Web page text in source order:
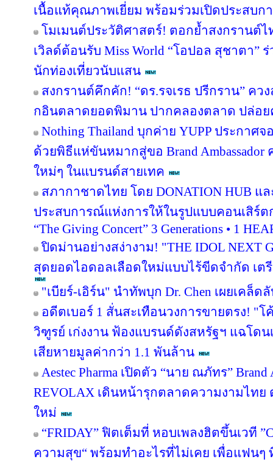
เนื้อแท้คุณภาพเยี่ยม พร้อมร่วมเปิดประสบ
โมเมนต์ประวัติศาสตร์! ตอกย้ำสงกรานต์
เวิลด์ต้อนรับ Miss World “โอปอล สุชาตา”
นักท่องเที่ยวนับแสน
สงกรานต์คึกคัก! “ดร.รจเรธ ปรีกราน” คว
กอินตลาดยอดพิมาน ปากคลองตลาด ปล่อย
Nothing Thailand บุกค่าย YUPP ประกาศ
ด้วยพิธีแห่ขันหมากสู่ขอ Brand Ambassador
ใหม่ๆ ในแบรนด์สายเทค
สภากาชาดไทย โดย DONATION HUB แ
ประสบการณ์แห่งการให้ในรูปแบบคอนเสิร์ต
“The Giving Concert” 3 Generations • 1
ปิดม่านอย่างสง่างาม! "THE IDOL NEXT
สุดยอดไอดอลเลือดใหม่แบบไร้ขีดจำกัด เต
"เบียร์-เอิร์น" นำทัพบุก Dr. Chen เผยเคล็
อดีตเบอร์ 1 สั่นสะเทือนวงการขายตรง! "
วิฑูรย์ เก่งงาน ฟ้องแบรนด์ดังสหรัฐฯ แฉโด
เสียหายมูลค่ากว่า 1.1 พันล้าน
Aestec Pharma เปิดตัว “นาย ณภัทร”
REVOLAX เดินหน้ารุกตลาดความงามไทย
ใหม่
“FRIDAY” ฟิตเต็มที่ หอบเพลงฮิตขึ้นเวที
ความสุข“ พร้อมทำอะไรที่ไม่เคย เพื่อแฟนๆ